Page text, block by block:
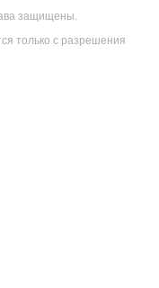
защищены.
только с разрешения